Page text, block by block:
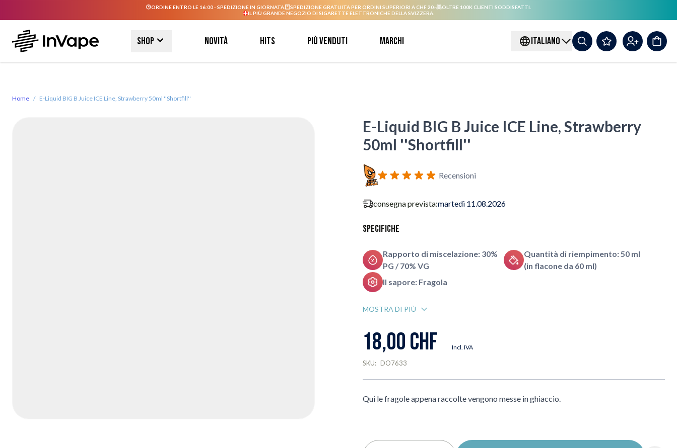
ORDINE ENTRO LE 16:00 - SPEDIZIONE IN GIORNATA. SPEDIZIONE GRATUITA PER ORDINI SUPERIORI A CHF 20.-
OLTRE 100K CLIENTI SODDISFATTI.
IL PIÙ GRANDE NEGOZIO DI SIGARETTE ELETTRONICHE DELLA SVIZZERA.
Shop Novità Hits Più venduti Marchi ITALIANO
Home / E-Liquid BIG B Juice ICE Line, Strawberry 50ml ''Shortfill''
E-Liquid BIG B Juice ICE Line, Strawberry
50ml ''Shortfill''
Recensioni
consegna prevista:martedì 11.08.2026
Specifiche
Rapporto di miscelazione: 30%
PG / 70% VG
Quantità di riempimento: 50 ml
(in flacone da 60 ml)
Il sapore: Fragola
MOSTRA DI PIÙ
18,00 CHF Incl. IVA
SKU: DO7633
Qui le fragole appena raccolte vengono messe in ghiaccio.